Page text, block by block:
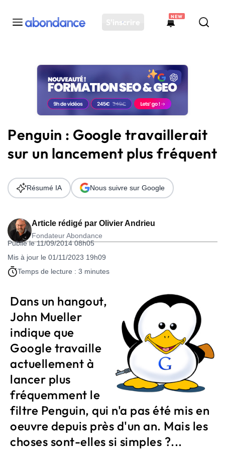
S'inscrire
NEW
Toutes les actus
Actus SEO
Plateforme
Solutions
Ressources
Audit SEO
Penguin : Google travaillerait
sur un lancement plus fréquent
Article rédigé par Olivier Andrieu
Fondateur Abondance
Publié le 11/09/2014 08h05
Mis à jour le 01/11/2023 19h09
Temps de lecture : 3 minutes
Résumé IA Nous suivre sur Google
Dans un hangout,
John Mueller
indique que
Google travaille
actuellement à
lancer plus
fréquemment le
filtre Penguin, qui n'a pas été mis en
oeuvre depuis près d'un an. Mais les
choses sont-elles si simples ?...